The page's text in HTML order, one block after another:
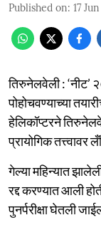
Published on: 17
तिरुनेलवेली : ‘नीट’
पोहोचवण्याच्या
हेलिकॉप्टरने
प्रायोगिक तत्त्वावर
गेल्या महिन्यात
रद्द करण्यात आली
पुनर्परीक्षा घेतली